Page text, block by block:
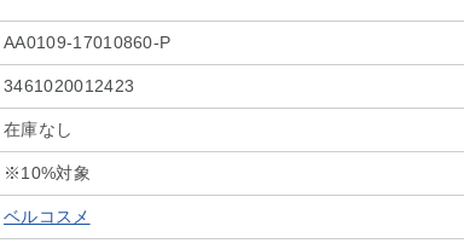
AA0109-17010860-P
3461020012423
在庫なし
※10%対象
ベルコスメ